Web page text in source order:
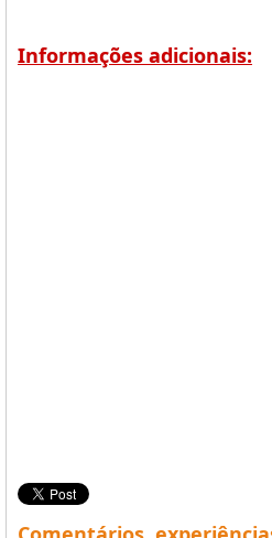
Informações adicionais: